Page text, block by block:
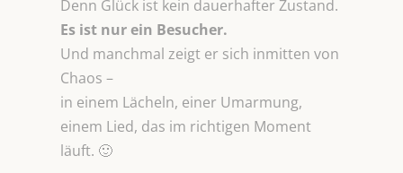
Denn Glück ist kein dauerhafter Zustand.
Es ist nur ein Besucher.
Und manchmal zeigt er sich inmitten von
Chaos –
in einem Lächeln, einer Umarmung,
einem Lied, das im richtigen Moment
läuft. 🙂